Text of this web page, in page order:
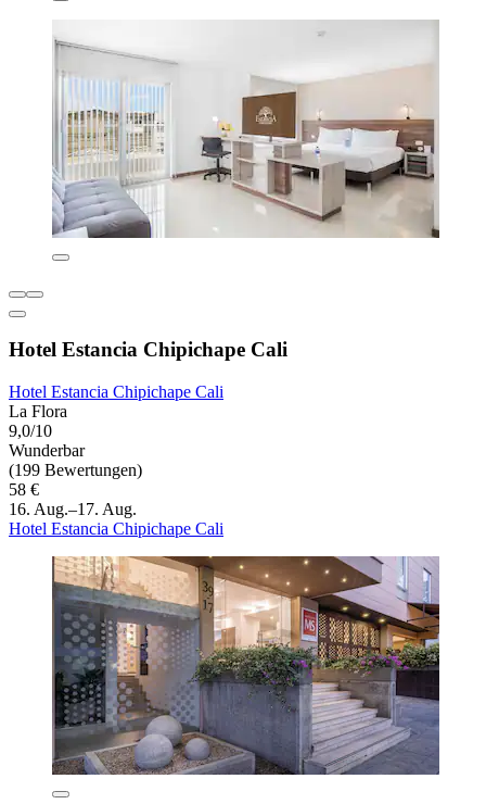
Hotel Estancia Chipichape Cali
Hotel Estancia Chipichape Cali
La Flora
9,0/10
Wunderbar
(199 Bewertungen)
58 €
16. Aug.–17. Aug.
Hotel Estancia Chipichape Cali